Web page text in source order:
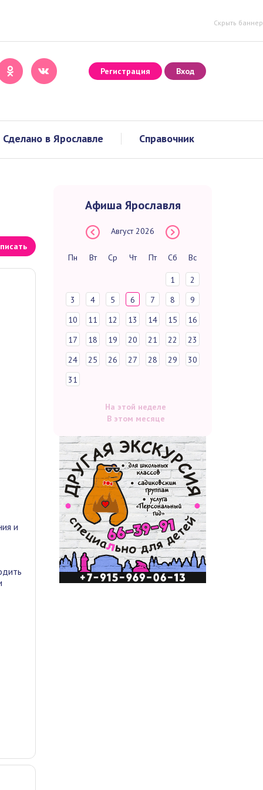
Скрыть баннер
Регистрация Вход
Сделано в Ярославле Справочник
и
Афиша Ярославля
Август 2026
Пн Вт Ср Чт Пт Сб Вс
1
2
3
4 5 6 7 8
9
10
11 12 13 14 15
16
17
18 19 20 21 22
23
24
25 26 27 28 29
30
31
На этой неделе
В этом месяце